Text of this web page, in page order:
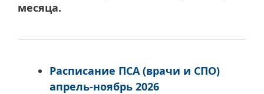
месяца.
Расписание ПСА (врачи и СПО)
апрель-ноябрь 2026